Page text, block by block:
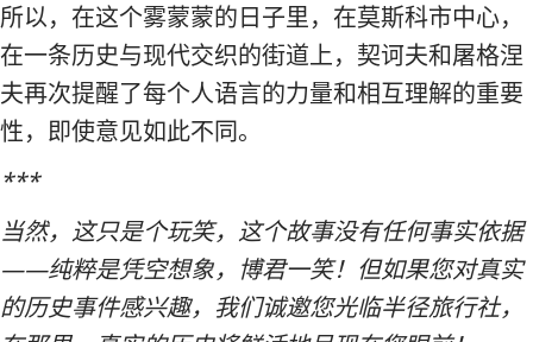
所以，在这个雾蒙蒙的日子里，在莫斯科市中心，
在一条历史与现代交织的街道上，契诃夫和屠格涅
夫再次提醒了每个人语言的力量和相互理解的重要
性，即使意见如此不同。
***
当然，这只是个玩笑，这个故事没有任何事实依据
——纯粹是凭空想象，博君一笑！但如果您对真实
的历史事件感兴趣，我们诚邀您光临半径旅行社，